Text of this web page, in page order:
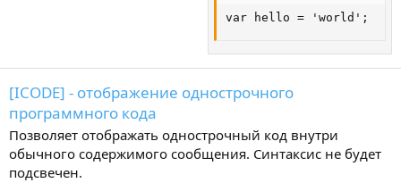
var hello = 'world';
[ICODE] - отображение однострочного
программного кода
Позволяет отображать однострочный код внутри
обычного содержимого сообщения. Синтаксис не будет
подсвечен.